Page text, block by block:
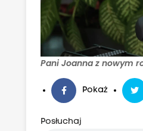
Pani Joanna z nowym
Pokaż
Posłuchaj